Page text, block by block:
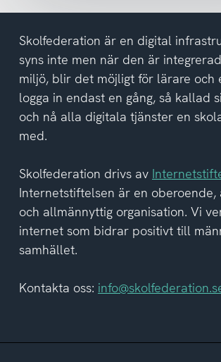
del
av
integritetspolicyn
Skolfederation är en digital
syns inte men när den är
miljö, blir det möjligt för lärare och
logga in endast en gång, så kallad
och nå alla digitala tjänster en
med.
Skolfederation drivs av
Internetstiftelsen är en oberoende,
och allmännyttig organisation. Vi
internet som bidrar positivt till
samhället.
Kontakta oss: